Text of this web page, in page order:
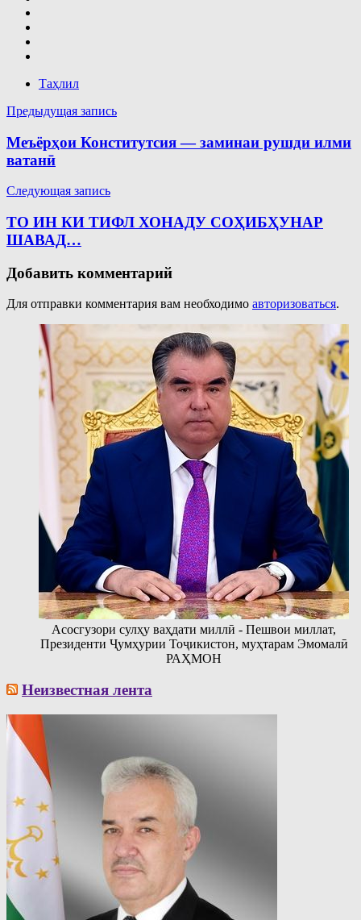
Таҳлил
Навигация
по
записям
Предыдущая запись
Меъёрҳои Конститутсия — заминаи рушди илми
ватанӣ
Следующая запись
ТО ИН КИ ТИФЛ ХОНАДУ СОҲИБҲУНАР
ШАВАД…
Добавить комментарий
Для отправки комментария вам необходимо авторизоваться.
Асосгузори сулҳу ваҳдати миллӣ - Пешвои миллат,
Президенти Ҷумҳурии Тоҷикистон, муҳтарам Эмомалӣ
РАҲМОН
Неизвестная лента